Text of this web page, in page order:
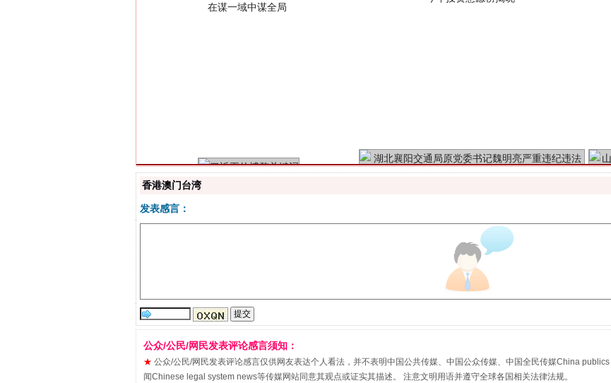
“刷贴”乱象丛生
香港澳门台湾
发表感言：
公众/公民/网民发表评论感言须知：
★ 公众/公民/网民发表评论感言仅供网友表达个人看法，并不表明中国公共传媒、中国公众传媒、中国全民传媒China
闻Chinese legal system news等传媒网站同意其观点或证实其描述。 注意文明用语并遵守全球各国相关法律法规。